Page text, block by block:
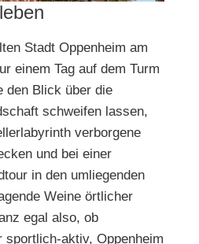
Stadt Oppenheim am
einem Tag auf dem Turm
den Blick über die
schweifen lassen,
verborgene
und bei einer
in den umliegenden
Weine örtlicher
egal also, ob
sportlich-aktiv, Oppenheim